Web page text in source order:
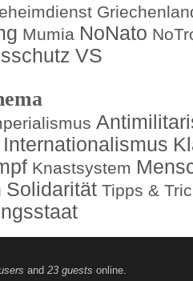
Mumia NoNato
VS
Internationalismus
Knastsystem
Solidarität Tipps &
and 23 guests online.